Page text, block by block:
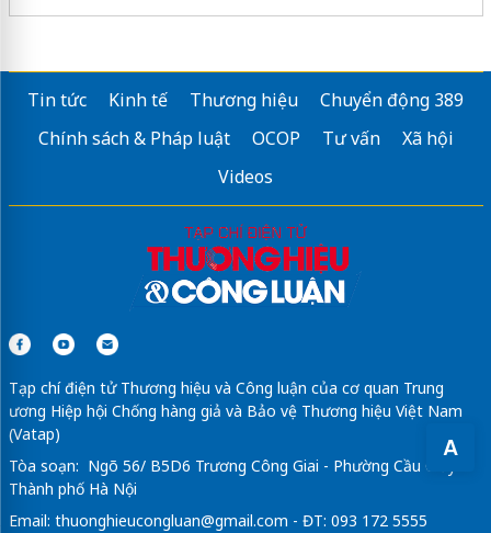
A
Tin tức Kinh tế Thương hiệu
Chuyển động 389
Chính sách & Pháp luật
OCOP Tư vấn
Xã hội
Videos
Tạp chí điện tử Thương hiệu và Công luận của cơ quan Trung
ương Hiệp hội Chống hàng giả và Bảo vệ Thương hiệu Việt Nam
(Vatap)
Tòa soạn: Ngõ 56/ B5D6 Trương Công Giai - Phường Cầu Giấy -
Thành phố Hà Nội
Email: thuonghieucongluan@gmail.com - ĐT: 093 172 5555